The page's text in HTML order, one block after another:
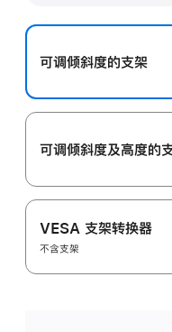
可调倾斜度的支架
可调倾斜度及高‍度的
VESA 支架转换器
不含支架